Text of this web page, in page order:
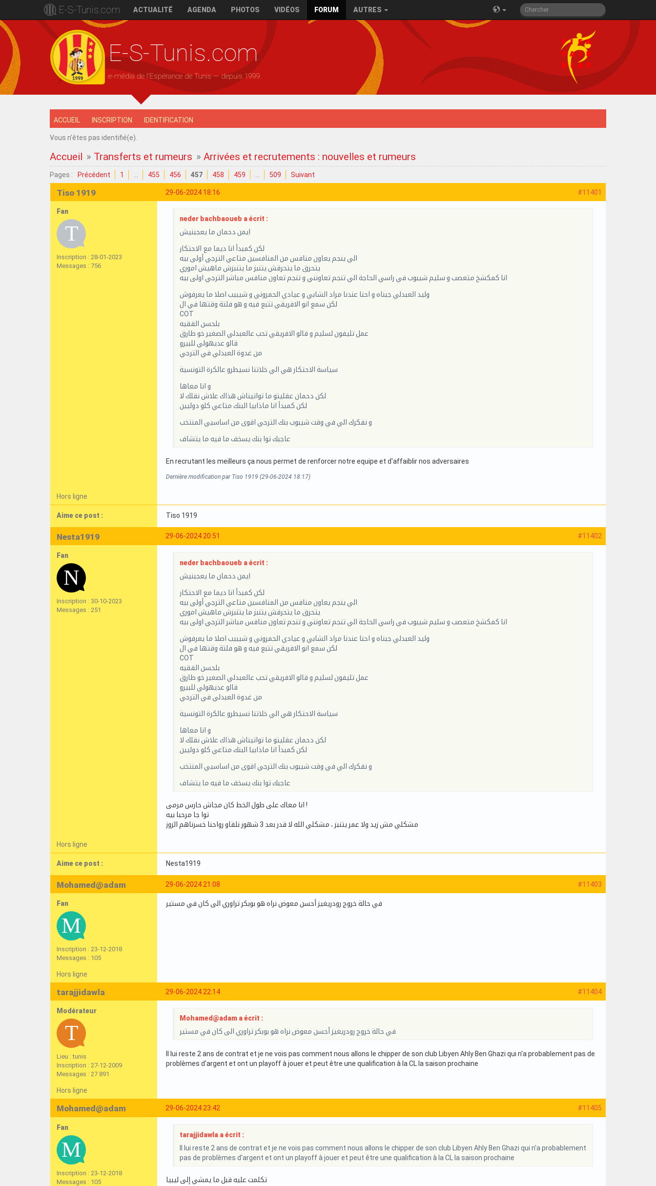
E-S-Tunis.com ACTUALITÉ AGENDA PHOTOS VIDÉOS FORUM AUTRES
E-S-Tunis.com
e-média de l'Espérance de Tunis — depuis 1999
ACCUEIL INSCRIPTION IDENTIFICATION
Vous n'êtes pas identifié(e).
Accueil » Transferts et rumeurs »Arrivées et recrutements : nouvelles et rumeurs
Pages : Précédent 1 455 456 457 458 459 509 Suivant
#11401
29-06-2024 18:16
Tiso 1919
Fan
Inscription : 28-01-2023
Messages : 756
neder bachbaoueb a écrit :
ايمن دحمان ما يعجبنيش
لكن كمبدأ انا ديما مع الاحتكار
الي ينجم يعاون منافس من المنافسين متاعي الترجي أولى بيه
يتحرق ما يتحرقش يتنبز ما يتنبزش ماهيش اموري
انا كمكشخ متعصب و سليم شيبوب في راسي الحاجة الي تنجم تعاونني و تنجم تعاون منافس مباشر الترجي اولى بيه
وليد العبدلي جبناه و احنا عندنا مراد الشابي و عيادي الحمروني و شيبيب اصلا ما يعرفوش
لكن سمع انو الافريقي تتبع فيه و هو فلتة وقتها في ال
COT
بلحسن الفقيه
عمل تليفون لسليم و قالو الافريقي تحب عالعبدلي الصغير خو طارق
قالو عديهولي للبيرو
من غدوة العبدلي في الترجي
سياسة الاحتكار هي الي خلاتنا نسيطرو عالكرة التونسية
و انا معاها
لكن دحمان عقليتو ما تواتيناش هذاك علاش نقلك لا
لكن كمبدأ انا ماذابيا البنك متاعي كلو دوليين
و نفكرك الي في وقت شيبوب بنك الترجي اقوى من اساسيي المنتخب
عاجبك توا بنك يسخف ما فيه ما يتشاف
En recrutant les meilleurs ça nous permet de renforcer notre equipe et d'affaiblir nos adversaires
Dernière modification par Tiso 1919 (29-06-2024 18:17)
Hors ligne
Aime ce post : Tiso 1919
#11402
29-06-2024 20:51
Nesta1919
Fan
Inscription : 30-10-2023
Messages : 251
neder bachbaoueb a écrit :
ايمن دحمان ما يعجبنيش
لكن كمبدأ انا ديما مع الاحتكار
الي ينجم يعاون منافس من المنافسين متاعي الترجي أولى بيه
يتحرق ما يتحرقش يتنبز ما يتنبزش ماهيش اموري
انا كمكشخ متعصب و سليم شيبوب في راسي الحاجة الي تنجم تعاونني و تنجم تعاون منافس مباشر الترجي اولى بيه
وليد العبدلي جبناه و احنا عندنا مراد الشابي و عيادي الحمروني و شيبيب اصلا ما يعرفوش
لكن سمع انو الافريقي تتبع فيه و هو فلتة وقتها في ال
COT
بلحسن الفقيه
عمل تليفون لسليم و قالو الافريقي تحب عالعبدلي الصغير خو طارق
قالو عديهولي للبيرو
من غدوة العبدلي في الترجي
سياسة الاحتكار هي الي خلاتنا نسيطرو عالكرة التونسية
و انا معاها
لكن دحمان عقليتو ما تواتيناش هذاك علاش نقلك لا
لكن كمبدأ انا ماذابيا البنك متاعي كلو دوليين
و نفكرك الي في وقت شيبوب بنك الترجي اقوى من اساسيي المنتخب
عاجبك توا بنك يسخف ما فيه ما يتشاف
انا معاك على طول الخط كان مجاش حارس مرمى !
توا جا مرحبا بيه
مشكلي مش زيد ولا عمر يتنبز ، مشكلي الله لا قدر بعد 3 شهور نلقاو رواحنا خسرناهم الزوز
Hors ligne
Aime ce post : Nesta1919
#11403
29-06-2024 21:08
Mohamed@adam
Fan
Inscription : 23-12-2018
Messages : 105
في حالة خروج رودريغيز أحسن معوض نراه هو بوبكر تراوري الى كان في مستير
Hors ligne
#11404
29-06-2024 22:14
tarajjidawla
Modérateur
Lieu : tunis
Inscription : 27-12-2009
Messages : 27 891
Mohamed@adam a écrit :
في حالة خروج رودريغيز أحسن معوض نراه هو بوبكر تراوري الى كان في مستير
Il lui reste 2 ans de contrat et je ne vois pas comment nous allons le chipper de son club Libyen Ahly Ben Ghazi qui n'a probablement pas de
problèmes d'argent et ont un playoff à jouer et peut être une qualification à la CL la saison prochaine
Hors ligne
#11405
29-06-2024 23:42
Mohamed@adam
Fan
Inscription : 23-12-2018
Messages : 105
tarajjidawla a écrit :
Il lui reste 2 ans de contrat et je ne vois pas comment nous allons le chipper de son club Libyen Ahly Ben Ghazi qui n'a probablement
pas de problèmes d'argent et ont un playoff à jouer et peut être une qualification à la CL la saison prochaine
تكلمت عليه قبل ما يمشي إلى ليبيا